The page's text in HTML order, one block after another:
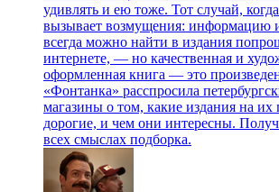
удивлять и ею тоже. Тот случай,
вызывает возмущения: информацию
всегда можно найти в издания
интернете, — но качественная и
оформленная книга — это
«Фонтанка» расспросила
магазины о том, какие издания на
дорогие, и чем они интересны.
всех смыслах подборка.